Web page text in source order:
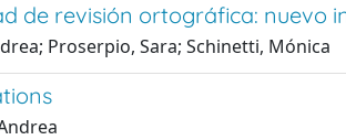
de revisión ortográfica: nuevo
Proserpio, Sara; Schinetti, Mónica